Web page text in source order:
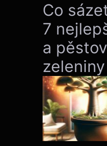
Co
7
a